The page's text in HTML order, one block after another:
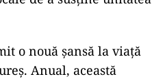
o nouă şansă la viaţă
Anual, această